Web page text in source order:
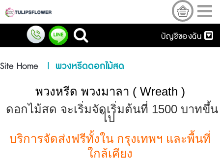
บัญชีของฉัน
Site Home | พวงหรีดดอกไม้สด
พวงหรีด พวงมาลา ( Wreath )
ดอกไม้สด จะเริ่มจัดเริ่มต้นที่ 1500 บาทขึ้น
ไป
บริการจัดส่งฟรีทั้งใน กรุงเทพฯ และพื้นที่
ใกล้เคียง